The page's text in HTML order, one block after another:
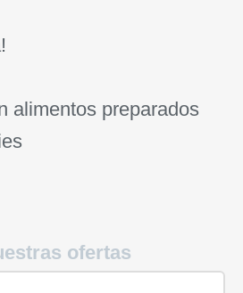
alimentos preparados
ofertas